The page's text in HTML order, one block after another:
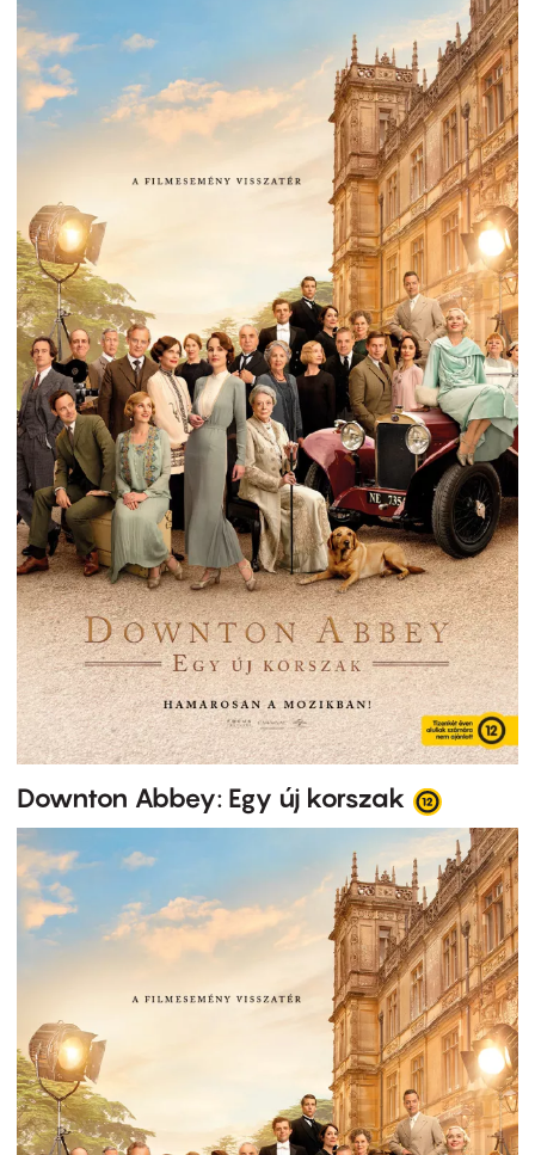
Downton Abbey: Egy új korszak